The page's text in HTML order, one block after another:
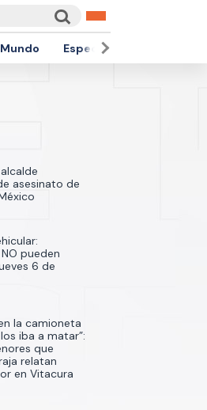
Mundo Espectáculos
asesinato de
pueden
6 de
la camioneta
iba a matar”:
que
relatan
en Vitacura